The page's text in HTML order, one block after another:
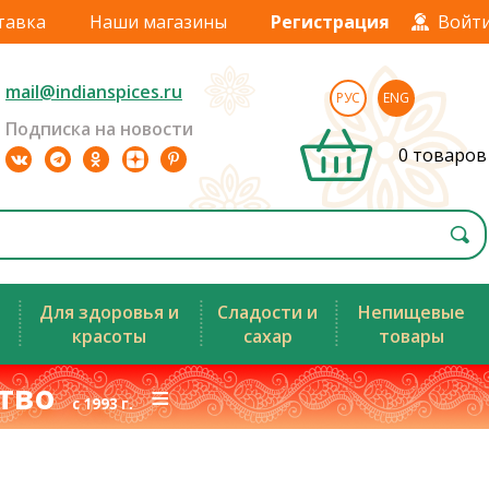
Наши магазины Регистрация
mail@indianspices.ru
Подписка на новости
РУС ENG
0 товаров
Для здоровья и
красоты
Сладости и
сахар
Непищевые
товары
с 1993 г.≡